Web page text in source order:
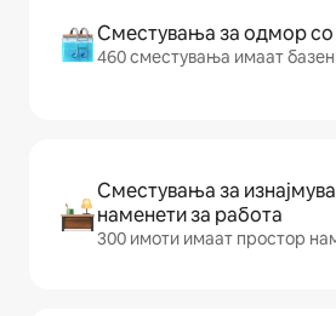
Сместувања за одмор со
460 сместувања имаат
Сместувања за
наменети за работа
300 имоти имаат простор